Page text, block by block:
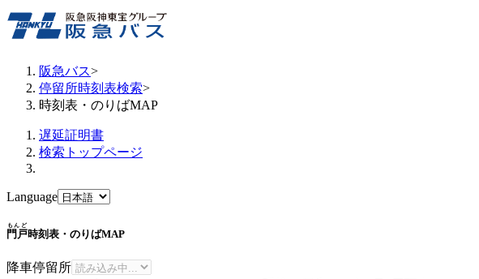
阪急バス>
停留所時刻表検索>
時刻表・のりばMAP
遅延証明書
検索トップページ
Language
門戸
もんど
時刻表・のりばMAP
降車停留所